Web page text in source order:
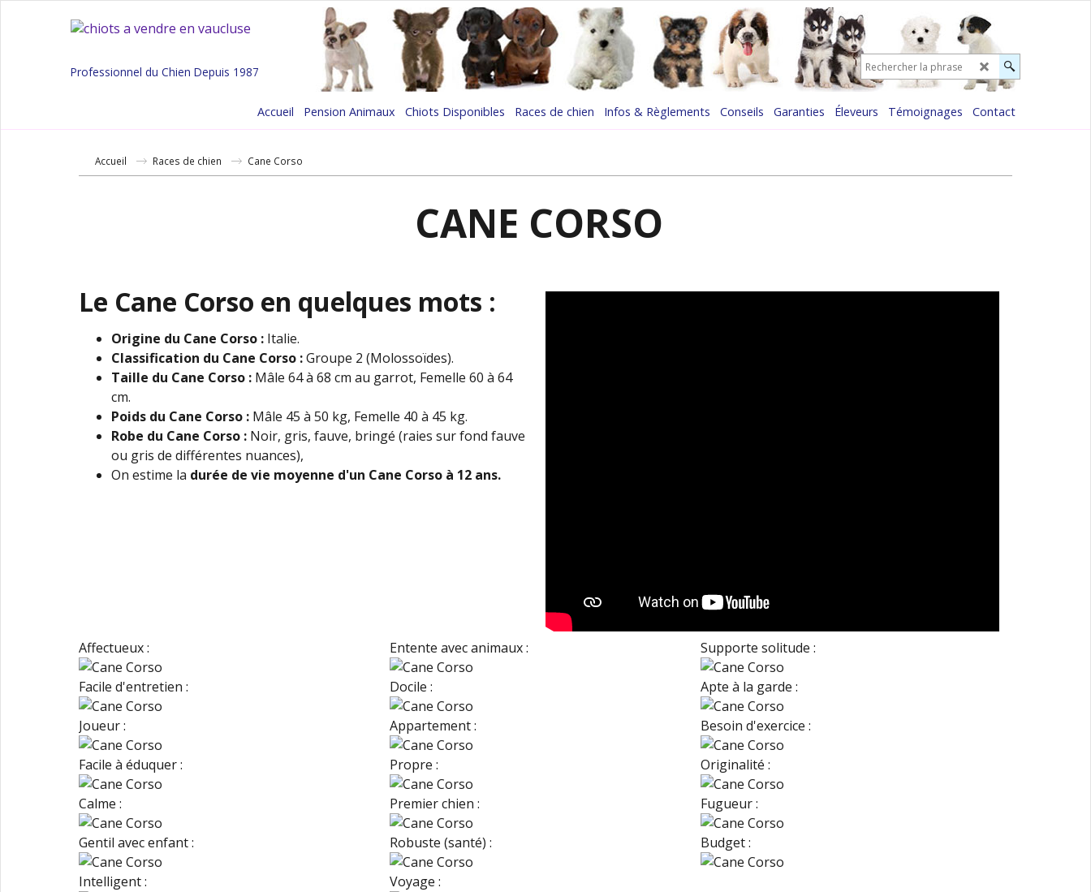
Professionnel du Chien Depuis 1987
Accueil Pension Animaux Chiots Disponibles Races de chien Infos & Règlements Conseils Garanties Éleveurs Témoignages Contact
Accueil Races de chien Cane Corso
CANE CORSO
Le Cane Corso en quelques mots :
Origine du Cane Corso : Italie.
Classification du Cane Corso :Groupe 2 (Molossoïdes).
Taille du Cane Corso : Mâle 64 à 68 cm au garrot, Femelle 60 à 64
cm.
Poids du Cane Corso : Mâle 45 à 50 kg, Femelle 40 à 45 kg.
Robe du Cane Corso : Noir, gris, fauve, bringé (raies sur fond fauve
ou gris de différentes nuances),
On estime la durée de vie moyenne d'un Cane Corso à 12 ans.
Affectueux : Entente avec animaux : Supporte solitude :
Facile d'entretien : Docile : Apte à la garde :
Joueur : Appartement : Besoin d'exercice :
Facile à éduquer : Propre : Originalité :
Calme : Premier chien : Fugueur :
Gentil avec enfant : Robuste (santé) : Budget :
Intelligent : Voyage :